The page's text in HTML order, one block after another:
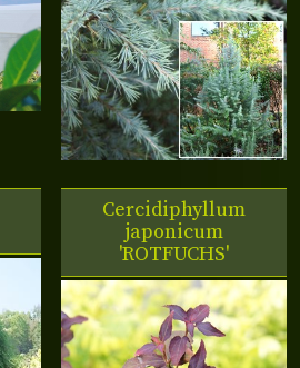
Cercidiphyllum
japonicum
'ROTFUCHS'